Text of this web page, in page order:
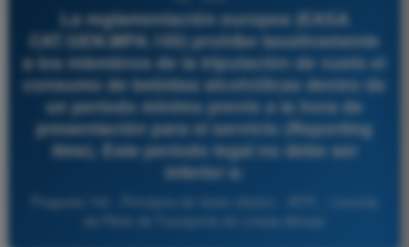
La reglamentación europea (EASA
CAT.GEN.MPA.100) prohíbe taxativamente
a los miembros de la tripulación de vuelo el
consumo de bebidas alcohólicas dentro de
un período mínimo previo a la hora de
presentación para el servicio (Reporting
time). Este período legal no debe ser
inferior a:
Pregunta 743 - Principios de Vuelo (Avión) - ATPL - Licencia